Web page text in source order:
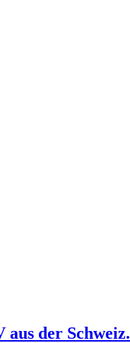
aus der Schweiz.